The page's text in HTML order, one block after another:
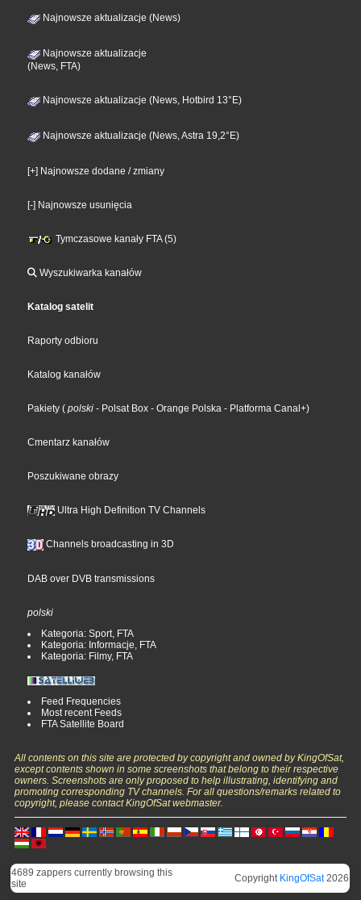
Najnowsze aktualizacje (News)
Najnowsze aktualizacje
(News, FTA)
Najnowsze aktualizacje (News, Hotbird 13°E)
Najnowsze aktualizacje (News, Astra 19,2°E)
[+] Najnowsze dodane / zmiany
[-] Najnowsze usunięcia
Tymczasowe kanały FTA (5)
Wyszukiwarka kanałów
Katalog satelit
Raporty odbioru
Katalog kanałów
Pakiety ( polski - Polsat Box - Orange Polska - Platforma Canal+)
Cmentarz kanałów
Poszukiwane obrazy
Ultra High Definition TV Channels
Channels broadcasting in 3D
DAB over DVB transmissions
polski
Kategoria: Sport, FTA
Kategoria: Informacje, FTA
Kategoria: Filmy, FTA
Feed Frequencies
Most recent Feeds
FTA Satellite Board
All contents on this site are protected by copyright and owned by KingOfSat,
except contents shown in some screenshots that belong to their respective
owners. Screenshots are only proposed to help illustrating, identifying and
promoting corresponding TV channels. For all questions/remarks related to
copyright, please contact KingOfSat webmaster.
4689 zappers currently browsing this
site
Copyright KingOfSat2026